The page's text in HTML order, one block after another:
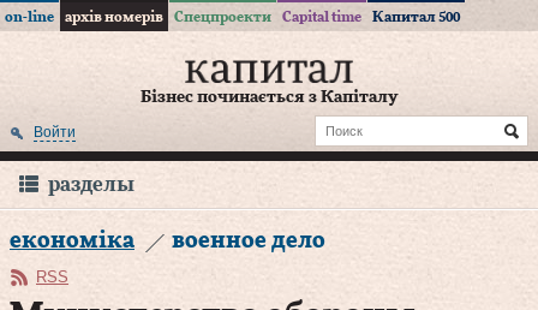
on-line архів номерів Спецпроекти Capital time Капитал 500
Бізнес починається з Капіталу
Войти
разделы
економіка военное дело
RSS